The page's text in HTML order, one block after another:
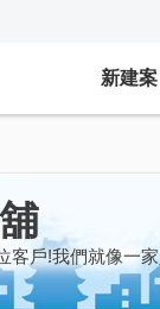
新建案
客戶!我們就像一